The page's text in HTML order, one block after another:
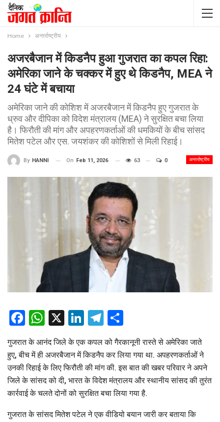
Home अन्तर्राष्ट्रीय
अजरबैजान में किडनैप हुआ गुजरात का कपल रिहा:
अमेरिका जाने के चक्कर में हुए थे किडनैप, MEA ने
24 घंटे में बचाया
अमेरिका जाने की कोशिश में अजरबैजान में किडनैप हुए गुजरात के
ध्रुव और दीपिका को विदेश मंत्रालय (MEA) ने सुरक्षित बचा लिया
है। फिरौती की मांग और अपहरणकर्ताओं की धमकियों के बीच सांसद
मितेश पटेल और एस. जयशंकर की कोशिशों से मिली रिहाई।
अन्तर्राष्ट्रीय
By HANNI On Feb 11, 2026 63 0
Facebook
WhatsApp
X LinkedIn
Telegram
गुजरात के आनंद जिले के एक कपल को गैरकानूनी रास्ते से अमेरिका जाते
हुए, बीच में ही अजरबैजान में किडनैप कर लिया गया था. अपहरणकर्ताओं ने
उनकी रिहाई के लिए फिरौती की मांग की. इस बात की खबर परिवार ने अपने
जिले के सांसद को दी, भारत के विदेश मंत्रालय और स्थानीय सांसद की तुरंत
कार्रवाई के चलते दोनों को सुरक्षित बचा लिया गया है.
गुजरात के सांसद मितेश पटेल ने एक वीडियो बयान जारी कर बताया कि